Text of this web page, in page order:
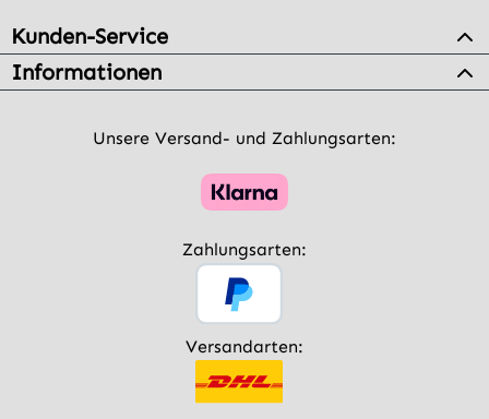
Kunden-Service
Informationen
Unsere Versand- und Zahlungsarten:
Zahlungsarten:
Versandarten: